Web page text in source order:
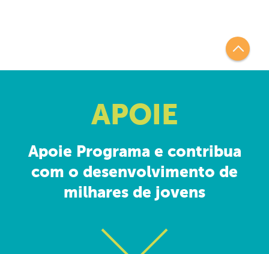
APOIE
Apoie Programa e contribua
com o desenvolvimento de
milhares de jovens